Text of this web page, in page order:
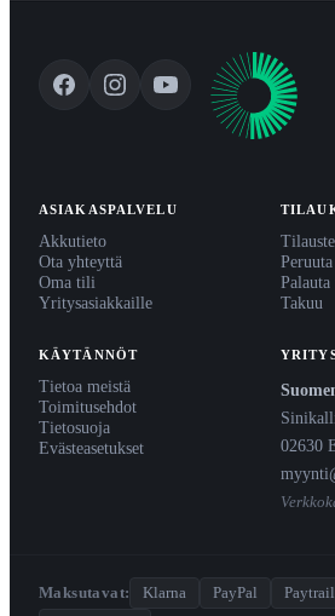
ASIAKASPALVELU
Akkutieto
Ota yhteyttä
Oma tili
Yritysasiakkaille
Takuu
KÄYTÄNNÖT
Tietoa meistä
Toimitusehdot
Tietosuoja
Evästeasetukset
02630
Maksutavat: Klarna PayPal Paytrail